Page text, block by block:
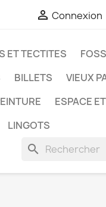
 Connexion
ET TECTITES
BILLETS
VIEUX
ESPACE
LINGOTS
search